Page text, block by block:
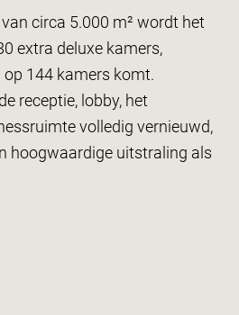
circa 5.000 m² wordt het
extra deluxe kamers,
144 kamers komt.
receptie, lobby, het
volledig vernieuwd,
hoogwaardige uitstraling als